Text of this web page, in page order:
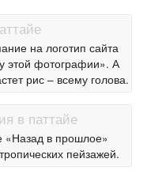
на логотип сайта
этой фотографии». А
рис – всему голова.
«Назад в прошлое»
пейзажей.